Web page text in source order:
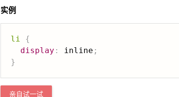
实例
li
{
display : inline ;
}
亲自试一试